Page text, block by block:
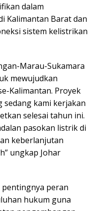
dalam
Kalimantan Barat dan
sistem kelistrikan
Marau-Sukamara
mewujudkan
Kalimantan. Proyek
sedang kami kerjakan
selesai tahun ini.
pasokan listrik di
keberlanjutan
ungkap Johar
peran
hukum guna